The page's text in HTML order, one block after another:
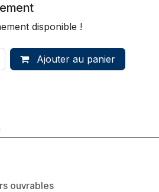
disponible !
Ajouter au panier
ouvrables